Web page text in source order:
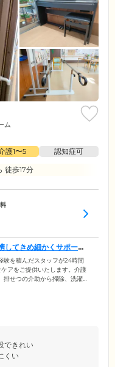
ム
護1〜5
認知症可
徒歩17分
してきめ細かくサポート
験を積んだスタッフが24時間
アをご提供いたします。介護
排せつの介助から掃除、洗濯
指導員など各分野の専門ス
常の健康管理を行うほか、提
できれい
くい